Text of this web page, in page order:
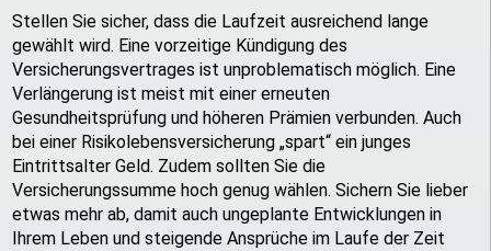
Stellen Sie sicher, dass die Laufzeit ausreichend lange
gewählt wird. Eine vorzeitige Kündigung des
Versicherungsvertrages ist unproblematisch möglich. Eine
Verlängerung ist meist mit einer erneuten
Gesundheitsprüfung und höheren Prämien verbunden. Auch
bei einer Risikolebensversicherung „spart“ ein junges
Eintrittsalter Geld. Zudem sollten Sie die
Versicherungssumme hoch genug wählen. Sichern Sie lieber
etwas mehr ab, damit auch ungeplante Entwicklungen in
Ihrem Leben und steigende Ansprüche im Laufe der Zeit